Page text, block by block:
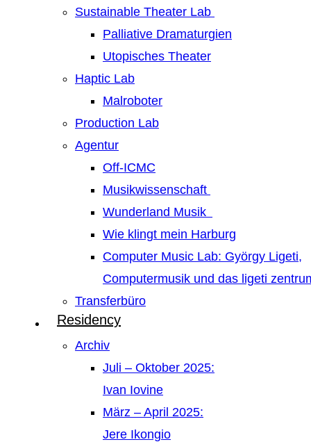
Sustainable Theater Lab
Palliative Dramaturgien
Utopisches Theater
Haptic Lab
Malroboter
Production Lab
Agentur
Off-ICMC
Musikwissenschaft
Wunderland Musik
Wie klingt mein Harburg
Computer Music Lab: György Ligeti,
Computermusik und das ligeti
Transferbüro
Residency
Archiv
Juli – Oktober 2025:
Ivan Iovine
März – April 2025:
Jere Ikongio